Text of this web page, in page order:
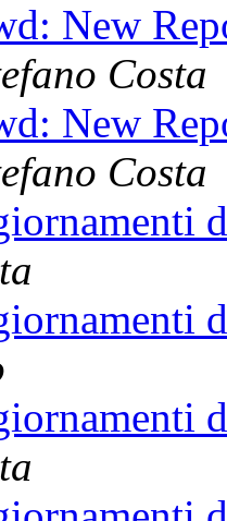
New
Costa
New
Costa